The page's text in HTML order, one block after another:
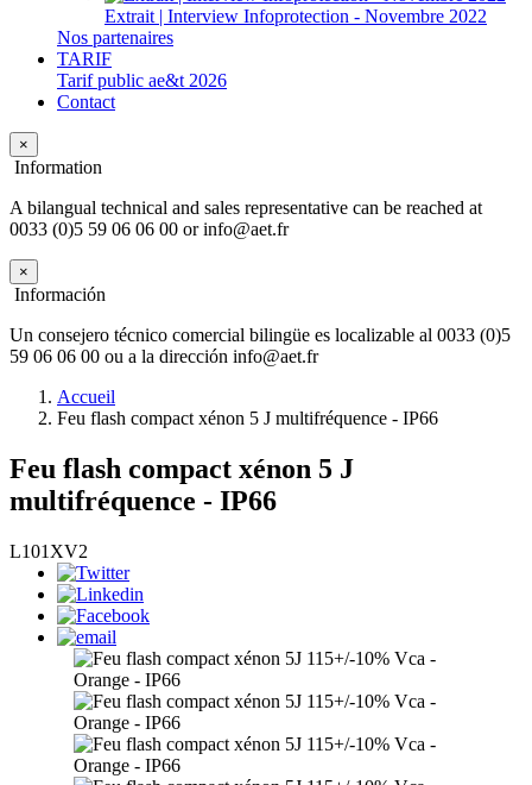
Extrait | Interview Infoprotection - Novembre 2022
Nos partenaires
TARIF
Tarif public ae&t 2026
Contact
×
Information
A bilangual technical and sales representative can be reached at
0033 (0)5 59 06 06 00 or info@aet.fr
×
Información
Un consejero técnico comercial bilingüe es localizable al 0033 (0)5
59 06 06 00 ou a la dirección info@aet.fr
Accueil
Feu flash compact xénon 5 J multifréquence - IP66
Feu flash compact xénon 5 J
multifréquence - IP66
L101XV2